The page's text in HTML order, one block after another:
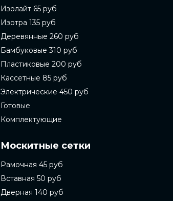
Изолайт 65 руб
Изотра 135 руб
Деревянные 260 руб
Бамбуковые 310 руб
Пластиковые 200 руб
Кассетные 85 руб
Электрические 450 руб
Готовые
Комплектующие
Москитные сетки
Рамочная 45 руб
Вставная 50 руб
Дверная 140 руб